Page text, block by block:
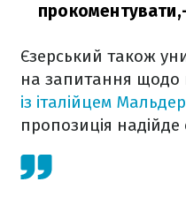
прокоментувати,
Єзерський також
на запитання щодо
із італійцем
пропозиція надійде